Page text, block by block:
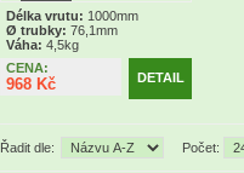
Délka vrutu: 1000mm
Ø trubky: 76,1mm
Váha: 4,5kg
CENA:
968 Kč DETAIL
Řadit dle: Počet: